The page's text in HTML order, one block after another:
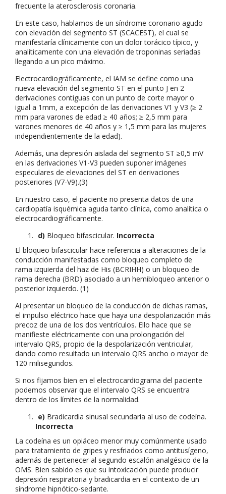
frecuente la aterosclerosis coronaria.
En este caso, hablamos de un síndrome coronario agudo
con elevación del segmento ST (SCACEST), el cual se
manifestaría clínicamente con un dolor torácico típico, y
analíticamente con una elevación de troponinas seriadas
llegando a un pico máximo.
Electrocardiográficamente, el IAM se define como una
nueva elevación del segmento ST en el punto J en 2
derivaciones contiguas con un punto de corte mayor o
igual a 1mm, a excepción de las derivaciones V1 y V3 (≥ 2
mm para varones de edad ≥ 40 años; ≥ 2,5 mm para
varones menores de 40 años y ≥ 1,5 mm para las mujeres
independientemente de la edad).
Además, una depresión aislada del segmento ST ≥0,5 mV
en las derivaciones V1-V3 pueden suponer imágenes
especulares de elevaciones del ST en derivaciones
posteriores (V7-V9).(3)
En nuestro caso, el paciente no presenta datos de una
cardiopatía isquémica aguda tanto clínica, como analítica o
electrocardiográficamente.
d) Bloqueo bifascicular. Incorrecta
El bloqueo bifascicular hace referencia a alteraciones de la
conducción manifestadas como bloqueo completo de
rama izquierda del haz de His (BCRIHH) o un bloqueo de
rama derecha (BRD) asociado a un hemibloqueo anterior o
posterior izquierdo. (1)
Al presentar un bloqueo de la conducción de dichas ramas,
el impulso eléctrico hace que haya una despolarización más
precoz de una de los dos ventrículos. Ello hace que se
manifieste eléctricamente con una prolongación del
intervalo QRS, propio de la despolarización ventricular,
dando como resultado un intervalo QRS ancho o mayor de
120 milisegundos.
Si nos fijamos bien en el electrocardiograma del paciente
podemos observar que el intervalo QRS se encuentra
dentro de los límites de la normalidad.
e) Bradicardia sinusal secundaria al uso de codeína.
Incorrecta
La codeína es un opiáceo menor muy comúnmente usado
para tratamiento de gripes y resfriados como antitusígeno,
además de pertenecer al segundo escalón analgésico de la
OMS. Bien sabido es que su intoxicación puede producir
depresión respiratoria y bradicardia en el contexto de un
síndrome hipnótico-sedante.